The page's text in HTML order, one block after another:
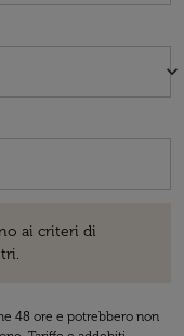
keyboard_arrow_down
ai criteri di
48 ore e potrebbero non